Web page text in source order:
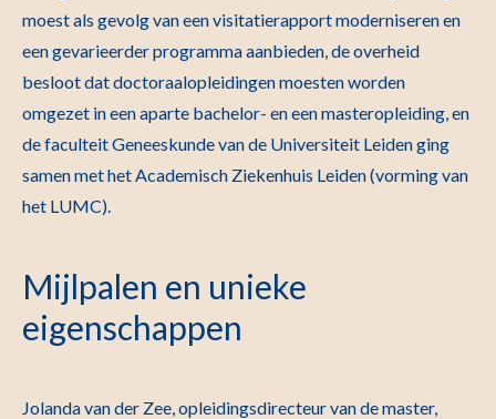
moest als gevolg van een visitatierapport moderniseren en
een gevarieerder programma aanbieden, de overheid
besloot dat doctoraalopleidingen moesten worden
omgezet in een aparte bachelor- en een masteropleiding, en
de faculteit Geneeskunde van de Universiteit Leiden ging
samen met het Academisch Ziekenhuis Leiden (vorming van
het LUMC).
Mijlpalen en unieke
eigenschappen
Jolanda van der Zee, opleidingsdirecteur van de master,